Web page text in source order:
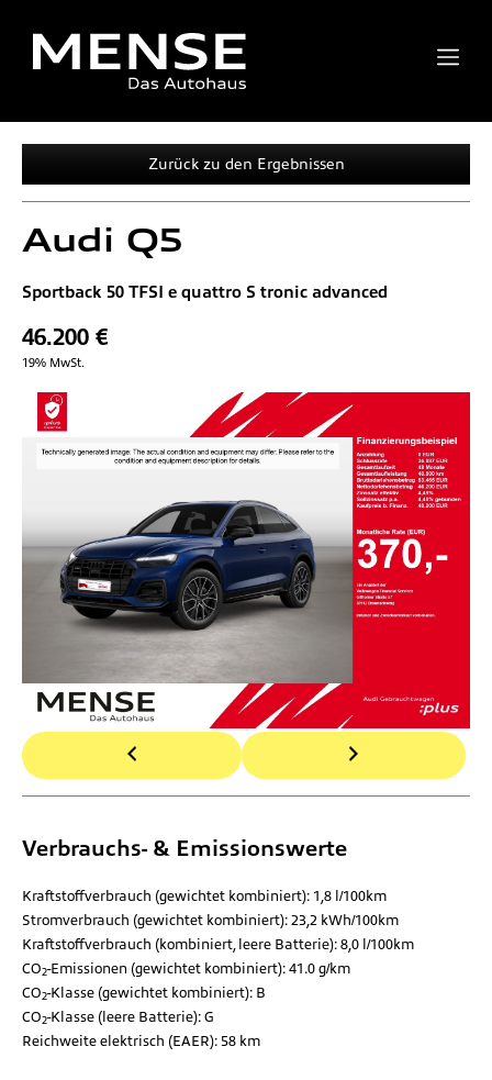
Zurück zu den Ergebnissen
Audi Q5
Sportback 50 TFSI e quattro S tronic advanced
46.200 €
19% MwSt.
Verbrauchs- & Emissionswerte
Kraftstoffverbrauch (gewichtet kombiniert): 1,8 l/100km
Stromverbrauch (gewichtet kombiniert): 23,2 kWh/100km
Kraftstoffverbrauch (kombiniert, leere Batterie): 8,0 l/100km
CO2-Emissionen (gewichtet kombiniert): 41.0 g/km
CO2-Klasse (gewichtet kombiniert): B
CO2-Klasse (leere Batterie): G
Reichweite elektrisch (EAER): 58 km